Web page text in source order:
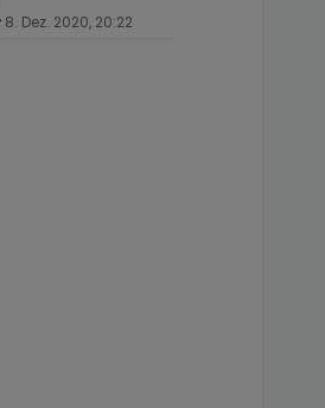
8. Dez. 2020, 20:22